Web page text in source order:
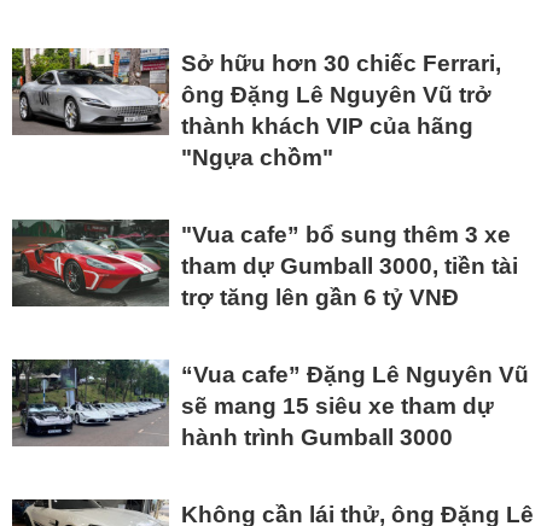
Sở hữu hơn 30 chiếc Ferrari,
ông Đặng Lê Nguyên Vũ trở
thành khách VIP của hãng
"Ngựa chồm"
"Vua cafe” bổ sung thêm 3 xe
tham dự Gumball 3000, tiền tài
trợ tăng lên gần 6 tỷ VNĐ
“Vua cafe” Đặng Lê Nguyên Vũ
sẽ mang 15 siêu xe tham dự
hành trình Gumball 3000
Không cần lái thử, ông Đặng Lê